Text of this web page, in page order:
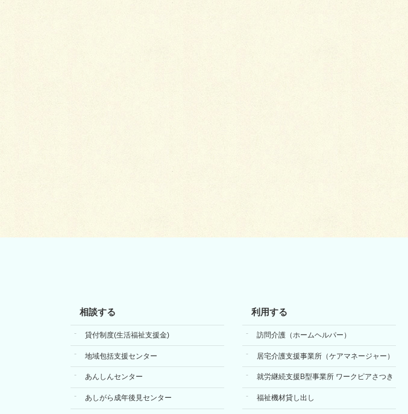
相談する
貸付制度(生活福祉支援金)
地域包括支援センター
あんしんセンター
あしがら成年後見センター
利用する
訪問介護（ホームヘルパー）
居宅介護支援事業所（ケアマネージャー）
就労継続支援B型事業所 ワークピアさつき
福祉機材貸し出し